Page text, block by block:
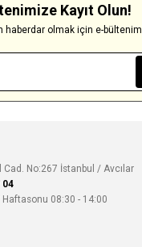
Kayıt Olun!
haberdar olmak için e-
Cad. No:267 İstanbul / Avcılar
04
08:30 - 14:00